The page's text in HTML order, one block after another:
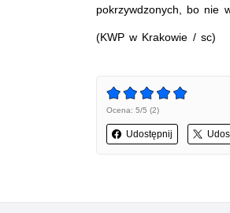
pokrzywdzonych, bo nie
(KWP w Krakowie / sc)
Ocena: 5/5 (2)
Udostępnij